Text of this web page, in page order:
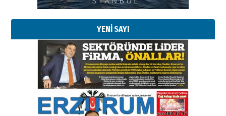
YENİ SAYI
29 Haziran 2026 Pazartesi
Kenan GÜLERCİ
Murat Şahsuvaroğlu ERKON’da
çıtayı yukarı taşırken,
yönetimdekiler aşağı
çekmemeli!
17 Şubat 2026 SalıOrhan BOZKURT
Bir fotoğraf, bir şehir, bir
gazeteci… Dizginler kimin
elinde?